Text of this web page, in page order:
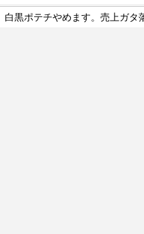
白黒ポテチやめます。売上ガ